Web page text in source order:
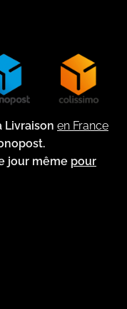
Livraison en France
jour même pour